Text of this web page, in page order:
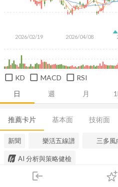
login
下單
日 週 月
2026/02/19 2026/04/08
KD MACD RSI
推薦卡片 基本面 技術面
新聞 樂活五線譜 三多風
AI 分析與策略健檢